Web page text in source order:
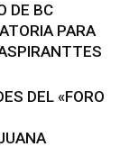
DE BC
PARA
DEL «FORO